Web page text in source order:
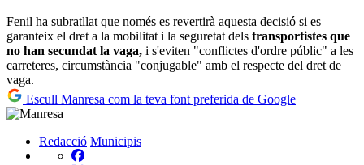
Fenil ha subratllat que només es revertirà aquesta decisió si es
garanteix el dret a la mobilitat i la seguretat dels transportistes que
no han secundat la vaga, i s'eviten "conflictes d'ordre públic" a les
carreteres, circumstància "conjugable" amb el respecte del dret de
vaga.
Escull Manresa com la teva font preferida de Google
Redacció Municipis